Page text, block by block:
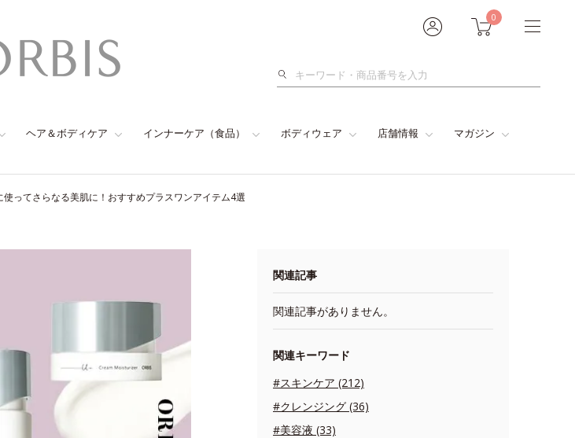
0
検
ヘア＆ボディケア インナーケア（食品） ボディウェア 店舗情報 マガジン
ってさらなる美肌に！おすすめプラスワンアイテム4選
関連記事
関連記事がありません。
関連キーワード
#スキンケア (212)
#クレンジング (36)
#美容液 (33)